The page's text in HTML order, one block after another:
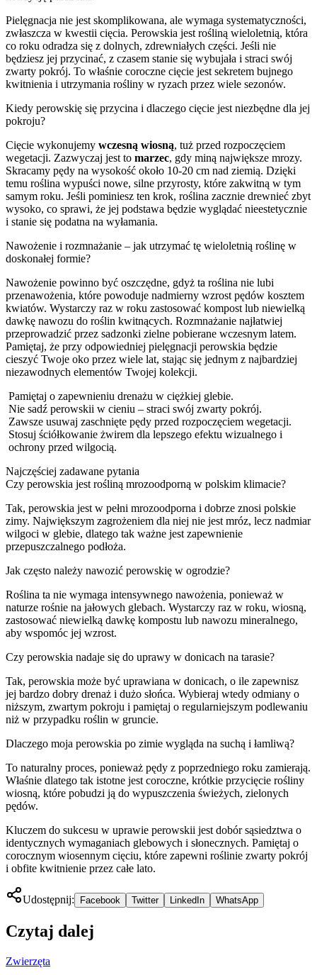
Pielęgnacja nie jest skomplikowana, ale wymaga systematyczności,
zwłaszcza w kwestii cięcia. Perowskia jest rośliną wieloletnią, która
co roku odradza się z dolnych, zdrewniałych części. Jeśli nie
będziesz jej przycinać, z czasem stanie się wybujała i straci swój
zwarty pokrój. To właśnie coroczne cięcie jest sekretem bujnego
kwitnienia i utrzymania rośliny w ryzach przez wiele sezonów.
Kiedy perowskię się przycina i dlaczego cięcie jest niezbędne dla jej
pokroju?
Cięcie wykonujemy wczesną wiosną, tuż przed rozpoczęciem
wegetacji. Zazwyczaj jest to marzec, gdy miną największe mrozy.
Skracamy pędy na wysokość około 10-20 cm nad ziemią. Dzięki
temu roślina wypuści nowe, silne przyrosty, które zakwitną w tym
samym roku. Jeśli pominiesz ten krok, roślina zacznie drewnieć zbyt
wysoko, co sprawi, że jej podstawa będzie wyglądać nieestetycznie
i stanie się podatna na wyłamania.
Nawożenie i rozmnażanie – jak utrzymać tę wieloletnią roślinę w
doskonałej formie?
Nawożenie powinno być oszczędne, gdyż ta roślina nie lubi
przenawożenia, które powoduje nadmierny wzrost pędów kosztem
kwiatów. Wystarczy raz w roku zastosować kompost lub niewielką
dawkę nawozu do roślin kwitnących. Rozmnażanie najłatwiej
przeprowadzić przez sadzonki zielne pobierane wczesnym latem.
Pamiętaj, że przy odpowiedniej pielęgnacji perowskia będzie
cieszyć Twoje oko przez wiele lat, stając się jednym z najbardziej
niezawodnych elementów Twojej kolekcji.
Pamiętaj o zapewnieniu drenażu w ciężkiej glebie.
Nie sadź perowskii w cieniu – straci swój zwarty pokrój.
Zawsze usuwaj zaschnięte pędy przed rozpoczęciem wegetacji.
Stosuj ściółkowanie żwirem dla lepszego efektu wizualnego i
ochrony przed wilgocią.
Najczęściej zadawane pytania
Czy perowskia jest rośliną mrozoodporną w polskim klimacie?
Tak, perowskia jest w pełni mrozoodporna i dobrze znosi polskie
zimy. Największym zagrożeniem dla niej nie jest mróz, lecz nadmiar
wilgoci w glebie, dlatego tak ważne jest zapewnienie
przepuszczalnego podłoża.
Jak często należy nawozić perowskię w ogrodzie?
Roślina ta nie wymaga intensywnego nawożenia, ponieważ w
naturze rośnie na jałowych glebach. Wystarczy raz w roku, wiosną,
zastosować niewielką dawkę kompostu lub nawozu mineralnego,
aby wspomóc jej wzrost.
Czy perowskia nadaje się do uprawy w donicach na tarasie?
Tak, perowskia może być uprawiana w donicach, o ile zapewnisz
jej bardzo dobry drenaż i dużo słońca. Wybieraj wtedy odmiany o
niższym, zwartym pokroju i pamiętaj o regularniejszym podlewaniu
niż w przypadku roślin w gruncie.
Dlaczego moja perowskia po zimie wygląda na suchą i łamliwą?
To naturalny proces, ponieważ pędy z poprzedniego roku zamierają.
Właśnie dlatego tak istotne jest coroczne, krótkie przycięcie rośliny
wiosną, które pobudzi ją do wypuszczenia świeżych, zielonych
pędów.
Kluczem do sukcesu w uprawie perowskii jest dobór sąsiedztwa o
identycznych wymaganiach glebowych i słonecznych. Pamiętaj o
corocznym wiosennym cięciu, które zapewni roślinie zwarty pokrój
i obfite kwitnienie przez całe lato.
Udostępnij: Facebook Twitter LinkedIn WhatsApp
Czytaj dalej
Zwierzęta